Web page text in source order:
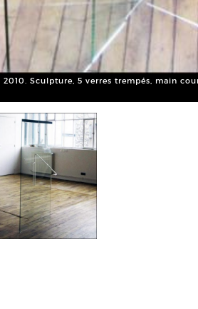
2010. Sculpture, 5 verres trempés, main